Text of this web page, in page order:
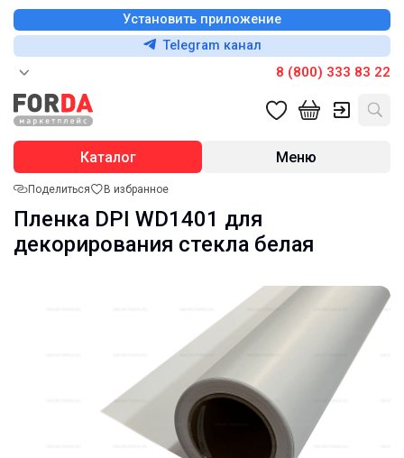
Установить приложение
Telegram канал
8 (800) 333 83 22
Каталог Меню
Поделиться В избранное
Пленка DPI WD1401 для
декорирования стекла белая